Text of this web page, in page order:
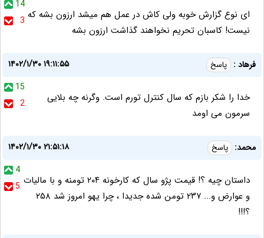
14
3 ای نوع گزارش خوبه ولی کاش در عمل هم میشد ارزون بشه که
نیست! کاسبان تحریم نخواهند گذاشت ارزون بشه
فرهاد : پاسخ
۱۴۰۲/۱/۳۰ ۱۹:۱۱:۵۵
15
2
خدا را شکر بازم که سال کنترل تورم است. وگرنه چه بلایی
سرمون می اومد
محمد: پاسخ
۱۴۰۲/۱/۳۰ ۲۱:۵۱:۱۸
4
5 داستان چیه ؟! قیمت پژو سال که کارخونه ۲۰۴ تومنه و با مالیات
و عوارض و... ۲۳۷ تومن شده جدیدا ، چرا یهو امروز شد ۲۵۸
؟!!!